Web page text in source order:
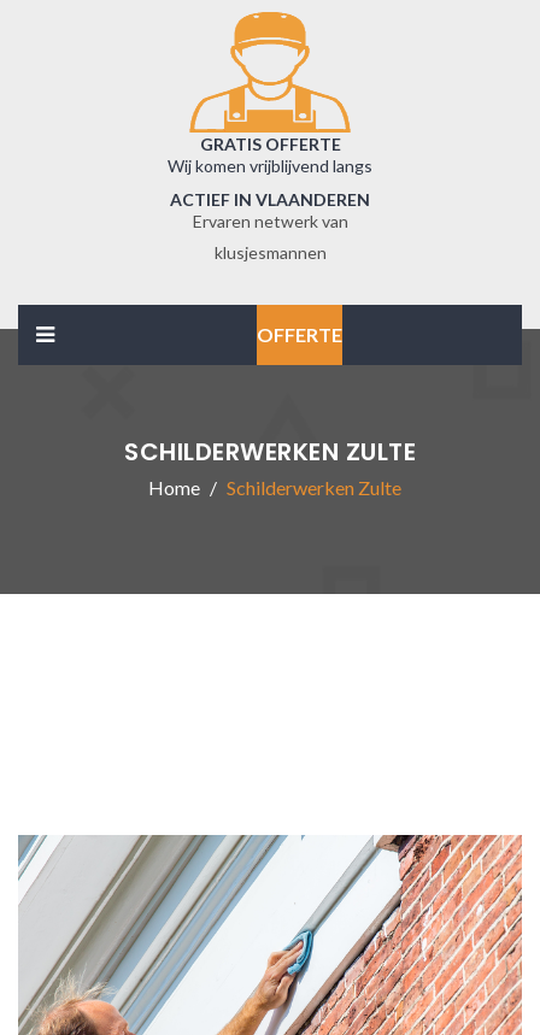
GRATIS OFFERTE
Wij komen vrijblijvend langs
ACTIEF IN VLAANDEREN
Ervaren netwerk van
klusjesmannen
OFFERTE
SCHILDERWERKEN ZULTE
Home Schilderwerken Zulte